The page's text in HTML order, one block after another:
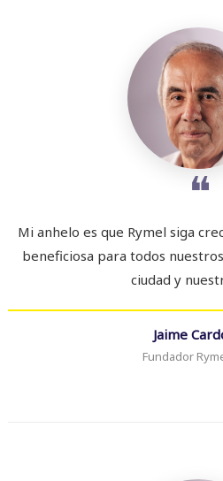
❝
Mi anhelo es que Rymel siga
beneficiosa para todos
ciudad y
Jaime
Fundador